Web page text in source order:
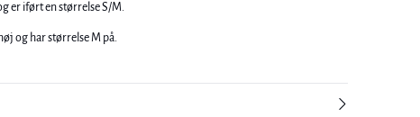
er iført en størrelse S/M.
og har størrelse M på.